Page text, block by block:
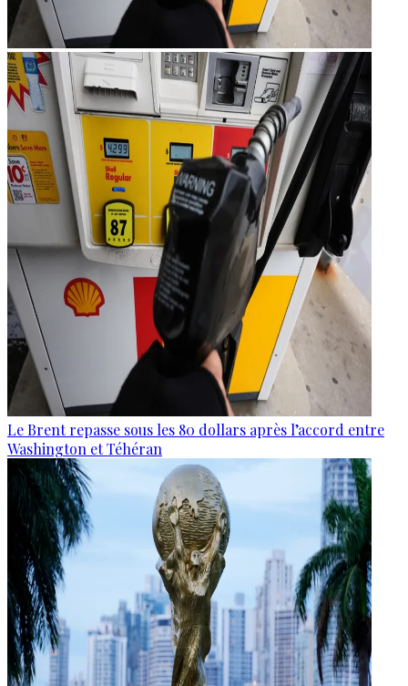
Le Brent repasse sous les 80 dollars après l’accord entre
Washington et Téhéran